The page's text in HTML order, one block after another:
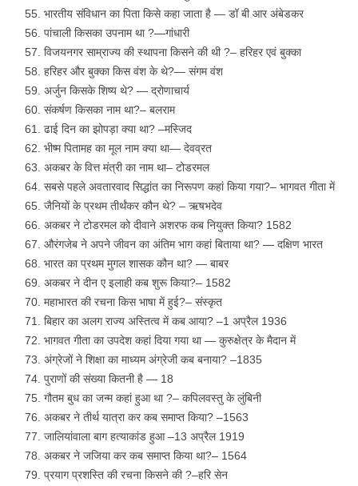
भारतीय संविधान का पिता किसे कहा जाता है — डॉ बी आर अंबेडकर
पांचाली किसका उपनाम था ?—गांधारी
विजयनगर साम्राज्य की स्थापना किसने की थी ?– हरिहर एवं बुक्का
हरिहर और बुक्का किस वंश के थे?— संगम वंश
अर्जुन किसके शिष्य थे? — द्रोणाचार्य
संकर्षण किसका नाम था?– बलराम
ढाई दिन का झोपड़ा क्या था? –मस्जिद
भीष्म पितामह का मूल नाम क्या था— देवव्रत
अकबर के वित्त मंत्री का नाम था– टोडरमल
सबसे पहले अवतारवाद सिद्धांत का निरूपण कहां किया गया?– भागवत गीता में
जैनियों के प्रथम तीर्थंकर कौन थे? – ऋषभदेव
अकबर ने टोडरमल को दीवाने अशरफ कब नियुक्त किया? 1582
औरंगजेब ने अपने जीवन का अंतिम भाग कहां बिताया था? — दक्षिण भारत
भारत का प्रथम मुगल शासक कौन था? — बाबर
अकबर ने दीन ए इलाही कब शुरू किया?– 1582
महाभारत की रचना किस भाषा में हुई?– संस्कृत
बिहार का अलग राज्य अस्तित्व में कब आया? –1 अप्रैल 1936
भागवत गीता का उपदेश कहां दिया गया था — कुरुक्षेत्र के मैदान में
अंग्रेजों ने शिक्षा का माध्यम अंग्रेजी कब बनाया? –1835
पुराणों की संख्या कितनी है — 18
गौतम बुध का जन्म कहां हुआ था ?– कपिलवस्तु के लुंबिनी
अकबर ने तीर्थ यात्रा कर कब समाप्त किया? –1563
जालियांवाला बाग हत्याकांड हुआ –13 अप्रैल 1919
अकबर ने जजिया कर कब समाप्त किया था?– 1564
प्रयाग प्रशस्ति की रचना किसने की ?–हरि सेन